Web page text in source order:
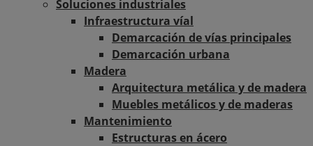
Soluciones industriales
Infraestructura víal
Demarcación de vías principales
Demarcación urbana
Madera
Arquitectura metálica y de madera
Muebles metálicos y de maderas
Mantenimiento
Estructuras en ácero